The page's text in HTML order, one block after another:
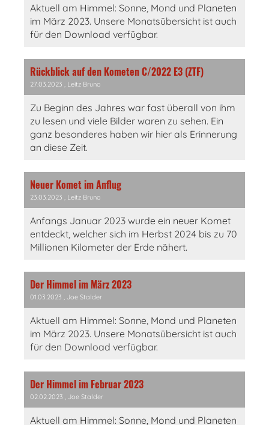
Aktuell am Himmel: Sonne, Mond und Planeten
im März 2023. Unsere Monatsübersicht ist auch
für den Download verfügbar.
Rückblick auf den Kometen C/2022 E3 (ZTF)
27.03.2023 , Leitz Bruno
Zu Beginn des Jahres war fast überall von ihm
zu lesen und viele Bilder waren zu sehen. Ein
ganz besonderes haben wir hier als Erinnerung
an diese Zeit.
Neuer Komet im Anflug
23.03.2023 , Leitz Bruno
Anfangs Januar 2023 wurde ein neuer Komet
entdeckt, welcher sich im Herbst 2024 bis zu 70
Millionen Kilometer der Erde nähert.
Der Himmel im März 2023
01.03.2023 , Joe Stalder
Aktuell am Himmel: Sonne, Mond und Planeten
im März 2023. Unsere Monatsübersicht ist auch
für den Download verfügbar.
Der Himmel im Februar 2023
02.02.2023 , Joe Stalder
Aktuell am Himmel: Sonne, Mond und Planeten